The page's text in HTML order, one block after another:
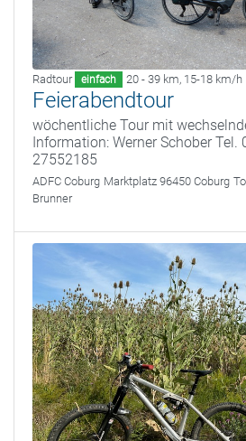
Radtour einfach 20 - 39 km, 15-18 km/h
Feierabendtour
wöchentliche Tour mit
Information: Werner Schober Tel.
27552185
ADFC Coburg Marktplatz 96450 Coburg
Brunner